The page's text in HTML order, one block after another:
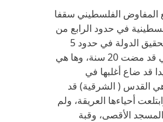
الفلسطيني سقفا
في حدود الرابع من
حزيران، ووعد بتحقيق الدولة في حدود 5
سنوات، ثمّ ها هي قد مضت 20 سنة، وها هي
قد ضاع أغلبها في
هي القدس ( الشرقية) قد
أحياءها العريقة، ولم
الأقصى، وقبة